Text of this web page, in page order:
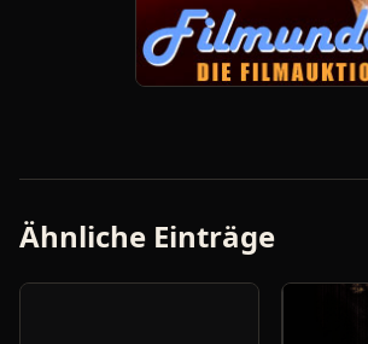
Ähnliche Einträge